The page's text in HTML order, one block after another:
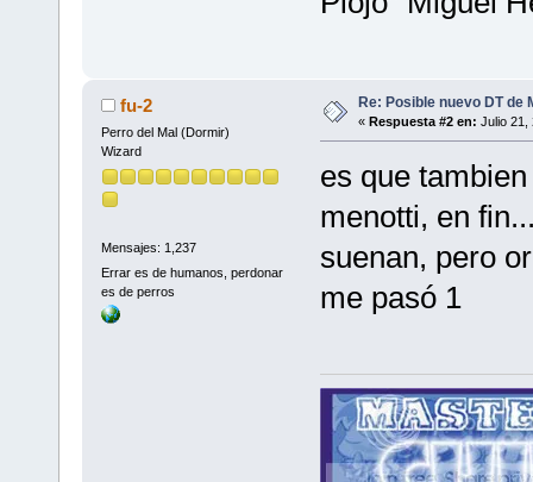
fu-2
Perro del Mal (Dormir)
Wizard
Mensajes: 1,237
Errar es de humanos, perdonar
es de perros
Re: Posible nuevo DT de
« Respuesta #2 en: Julio 21,
es que
menotti, en
suenan, pero
me pasó 1